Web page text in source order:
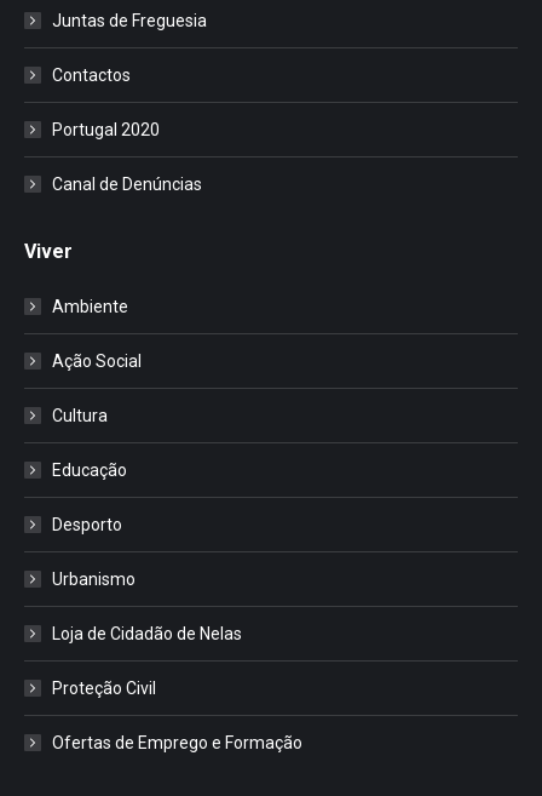
Juntas de Freguesia
Contactos
Portugal 2020
Canal de Denúncias
Viver
Ambiente
Ação Social
Cultura
Educação
Desporto
Urbanismo
Loja de Cidadão de Nelas
Proteção Civil
Ofertas de Emprego e Formação